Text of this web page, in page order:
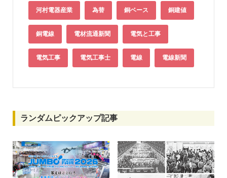
河村電器産業 為替 銅ベース 銅建値
銅電線 電材流通新聞 電気と工事
電気工事 電気工事士 電線 電線新聞
ランダムピックアップ記事